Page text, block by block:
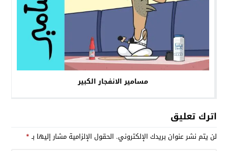
مسامير الانفجار الكبير
اترك تعليق
لن يتم نشر عنوان بريدك الإلكتروني. الحقول الإلزامية مشار إليها بـ*